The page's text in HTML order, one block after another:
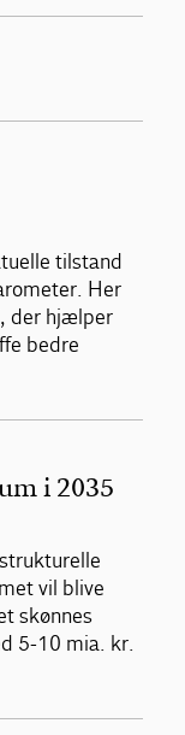
tilstand
Her
der hjælper
bedre
i 2035
vil blive
skønnes
5-10 mia. kr.